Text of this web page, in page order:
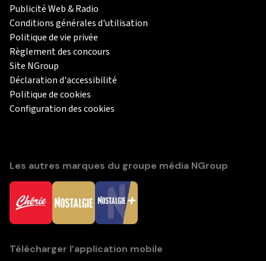
Publicité Web & Radio
Conditions générales d'utilisation
Politique de vie privée
Règlement des concours
Site NGroup
Déclaration d'accessibilité
Politique de cookies
Configuration des cookies
Les autres marques du groupe média NGroup
Télécharger l’application mobile